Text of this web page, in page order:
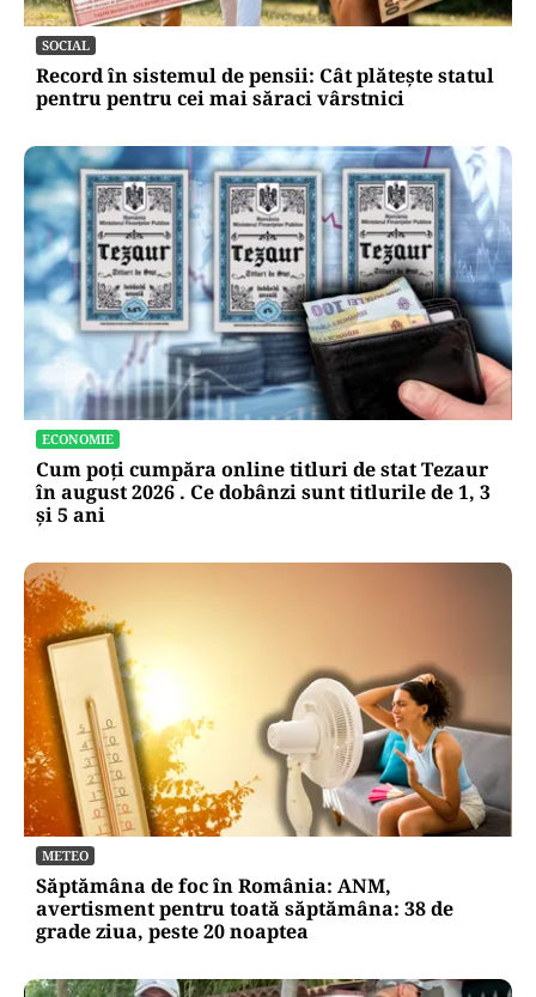
SOCIAL
Record în sistemul de pensii: Cât plătește statul
pentru pentru cei mai săraci vârstnici
ECONOMIE
Cum poți cumpăra online titluri de stat Tezaur
în august 2026 . Ce dobânzi sunt titlurile de 1, 3
și 5 ani
METEO
Săptămâna de foc în România: ANM,
avertisment pentru toată săptămâna: 38 de
grade ziua, peste 20 noaptea